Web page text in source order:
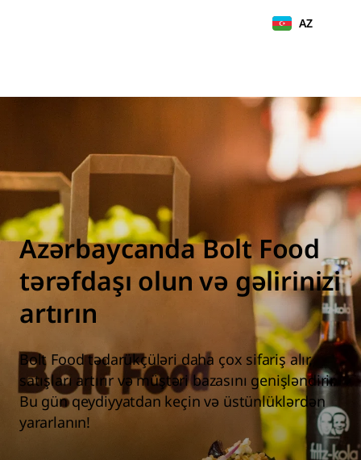
AZ
Azərbaycanda Bolt Food
tərəfdaşı olun və gəlirinizi
artırın
Bolt Food tədarükçüləri daha çox sifariş alır,
satışları artırır və müştəri bazasını genişləndirir.
Bu gün qeydiyyatdan keçin və üstünlüklərdən
yararlanın!